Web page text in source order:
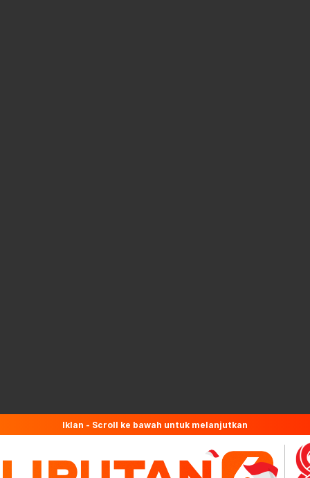
Iklan - Scroll ke bawah untuk melanjutkan